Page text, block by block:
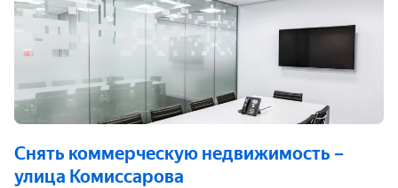
Снять коммерческую недвижимость –
улица Комиссарова